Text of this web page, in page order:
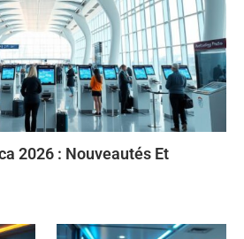
2026 : Nouveautés Et